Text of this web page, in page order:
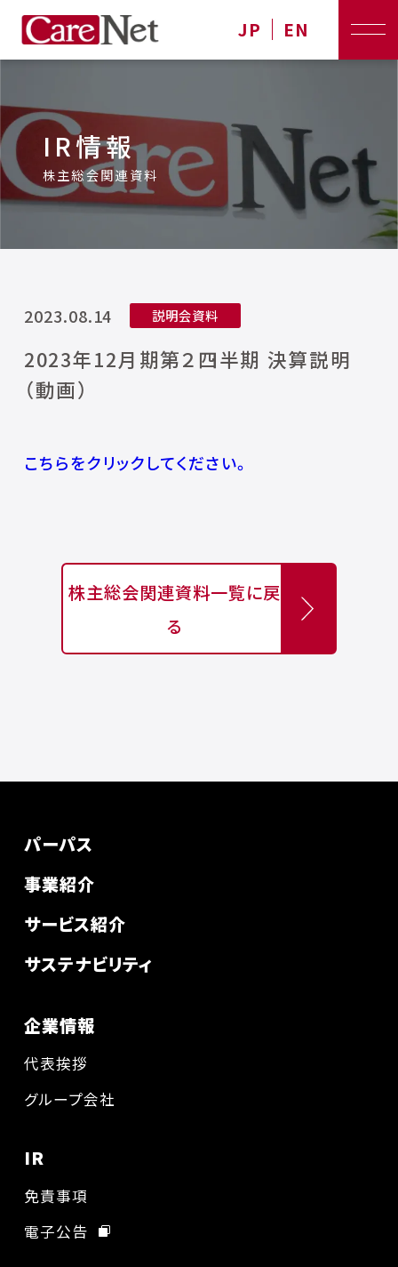
JP EN
IR情報
株主総会関連資料
2023.08.14 説明会資料
2023年12月期第２四半期 決算説明
（動画）
こちらをクリックしてください。
株主総会関連資料一覧に戻
る
パーパス
事業紹介
サービス紹介
サステナビリティ
企業情報
代表挨拶
グループ会社
IR
免責事項
電子公告